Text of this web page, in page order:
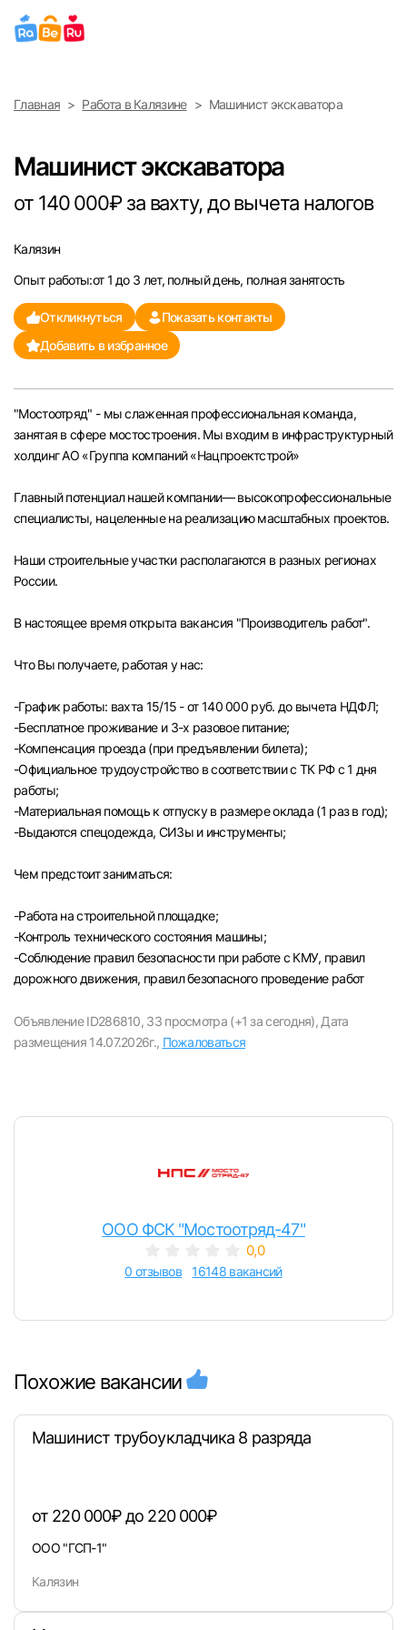
Выберите город
Санкт-Петербург
Ижевск
Екатеринбург
Саратов
Казань
Челябинск
Самара
Оренбург
Волгоград
Ульяновск
Курган
Уфа
Главная Работа в Калязине Машинист экскаватора
Машинист экскаватора
от 140 000₽ за вахту, до вычета налогов
Калязин
Опыт работы:от 1 до 3 лет, полный день, полная занятость
Откликнуться
Показать контакты
Добавить в избранное
"Мостоотряд" - мы слаженная профессиональная команда,
занятая в сфере мостостроения. Мы входим в инфраструктурный
холдинг АО «Группа компаний «Нацпроектстрой»
Главный потенциал нашей компании— высокопрофессиональные
специалисты, нацеленные на реализацию масштабных проектов.
Наши строительные участки располагаются в разных регионах
России.
В настоящее время открыта вакансия "Производитель работ".
Что Вы получаете, работая у нас:
-График работы: вахта 15/15 - от 140 000 руб. до вычета НДФЛ;
-Бесплатное проживание и 3-х разовое питание;
-Компенсация проезда (при предъявлении билета);
-Официальное трудоустройство в соответствии с ТК РФ с 1 дня
работы;
-Материальная помощь к отпуску в размере оклада (1 раз в год);
-Выдаются спецодежда, СИЗы и инструменты;
Чем предстоит заниматься:
-Paбота на строительной площадке;
-Контроль технического состояния машины;
-Соблюдение правил безопасности при работе с КМУ, правил
дорожного движения, правил безопасного проведение работ
Объявление ID286810, 33 просмотра (+1 за сегодня), Дата
размещения 14.07.2026г., Пожаловаться
ООО ФСК "Мостоотряд-47"
0,0
0 отзывов 16148 вакансий
Похожие вакансии
Машинист трубоукладчика 8 разряда
от 220 000₽ до 220 000₽
ООО "ГСП-1"
Калязин